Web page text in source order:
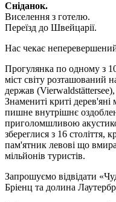
Сніданок.
Виселення з готелю.
Переїзд до Швейцарії.
Нас чекає
Прогулянка по одному з
міст світу розташований
держав
Знамениті криті
пишне внутрішнє
приголомшливою
збереглися з 16 століття,
пам'ятник левові що
мільйонів туристів.
Запрошуємо відвідати
Бріенц та долина